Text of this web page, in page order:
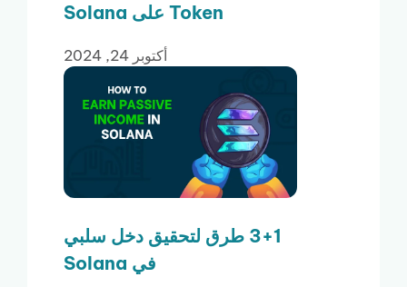
Token على Solana
أكتوبر 24, 2024
3+1 طرق لتحقيق دخل سلبي
في Solana